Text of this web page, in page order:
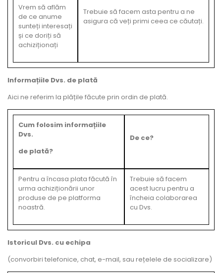
Vrem să aflăm
de ce anume
sunteți interesați
și ce doriți să
achiziționați
Trebuie să facem asta pentru a ne
asigura că veți primi ceea ce căutați.
Informațiile Dvs. de plată
Aici ne referim la plățile făcute prin ordin de plată.
Cum folosim informațiile
Dvs.
de plată?
De ce?
Pentru a încasa plata făcută în
urma achiziționării unor
produse de pe platforma
noastră.
Trebuie să facem
acest lucru pentru a
încheia colaborarea
cu Dvs.
Istoricul Dvs. cu echipa
(convorbiri telefonice, chat, e-mail, sau rețelele de socializare)